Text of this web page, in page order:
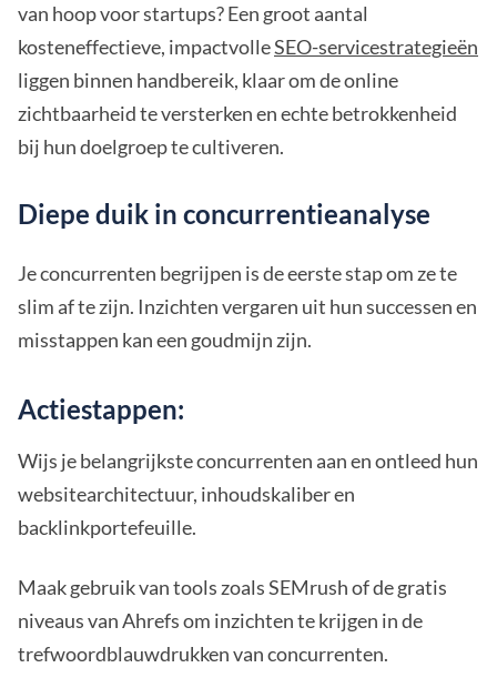
van hoop voor startups? Een groot aantal
kosteneffectieve, impactvolleSEO-servicestrategieën
liggen binnen handbereik, klaar om de online
zichtbaarheid te versterken en echte betrokkenheid
bij hun doelgroep te cultiveren.
Diepe duik in concurrentieanalyse
Je concurrenten begrijpen is de eerste stap om ze te
slim af te zijn. Inzichten vergaren uit hun successen en
misstappen kan een goudmijn zijn.
Actiestappen:
Wijs je belangrijkste concurrenten aan en ontleed hun
websitearchitectuur, inhoudskaliber en
backlinkportefeuille.
Maak gebruik van tools zoals SEMrush of de gratis
niveaus van Ahrefs om inzichten te krijgen in de
trefwoordblauwdrukken van concurrenten.